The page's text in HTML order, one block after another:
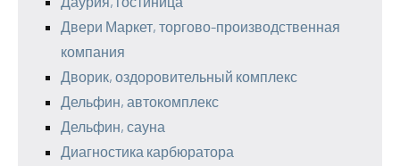
Двери Маркет, торгово-производственная
компания
Дворик, оздоровительный комплекс
Дельфин, автокомплекс
Дельфин, сауна
Диагностика карбюратора